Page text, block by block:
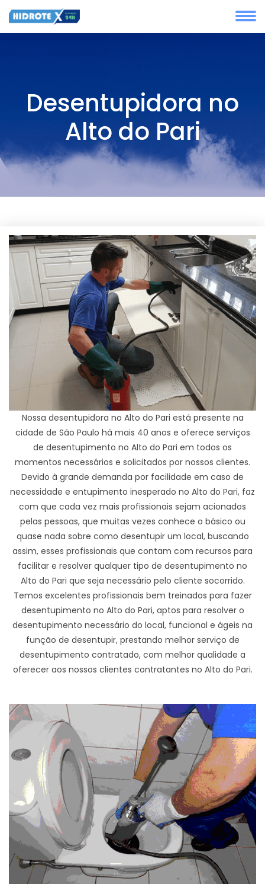
Desentupidora no
Alto do Pari
Nossa desentupidora no Alto do Pari está presente na
cidade de São Paulo há mais 40 anos e oferece serviços
de desentupimento no Alto do Pari em todos os
momentos necessários e solicitados por nossos clientes.
Devido à grande demanda por facilidade em caso de
necessidade e entupimento inesperado no Alto do Pari, faz
com que cada vez mais profissionais sejam acionados
pelas pessoas, que muitas vezes conhece o básico ou
quase nada sobre como desentupir um local, buscando
assim, esses profissionais que contam com recursos para
facilitar e resolver qualquer tipo de desentupimento no
Alto do Pari que seja necessário pelo cliente socorrido.
Temos excelentes profissionais bem treinados para fazer
desentupimento no Alto do Pari, aptos para resolver o
desentupimento necessário do local, funcional e ágeis na
função de desentupir, prestando melhor serviço de
desentupimento contratado, com melhor qualidade a
oferecer aos nossos clientes contratantes no Alto do Pari.